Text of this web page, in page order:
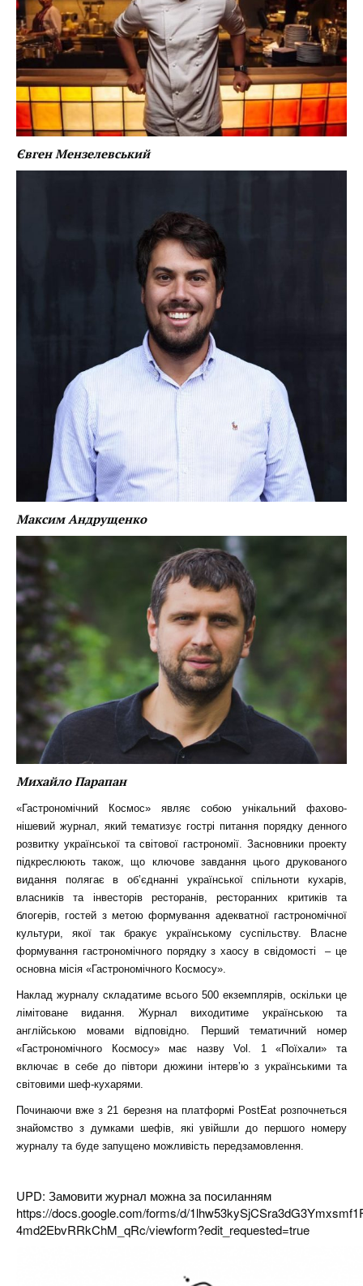
Євген Мензелевський
Максим Андрущенко
Михайло Парапан
«Гастрономічний Космос» являє собою унікальний фахово-
нішевий журнал, який тематизує гострі питання порядку денного
розвитку української та світової гастрономії. Засновники проекту
підкреслюють також, що ключове завдання цього друкованого
видання полягає в об’єднанні української спільноти кухарів,
власників та інвесторів ресторанів, ресторанних критиків та
блогерів, гостей з метою формування адекватної гастрономічної
культури, якої так бракує українському суспільству. Власне
формування гастрономічного порядку з хаосу в свідомості – це
основна місія «Гастрономічного Космосу».
Наклад журналу складатиме всього 500 екземплярів, оскільки це
лімітоване видання. Журнал виходитиме українською та
англійською мовами відповідно. Перший тематичний номер
«Гастрономічного Космосу» має назву Vol. 1 «Поїхали» та
включає в себе до півтори дюжини інтерв’ю з українськими та
світовими шеф-кухарями.
Починаючи вже з 21 березня на платформі PostEat розпочнеться
знайомство з думками шефів, які увійшли до першого номеру
журналу та буде запущено можливість передзамовлення.
UPD: Замовити журнал можна за посиланням
https://docs.google.com/forms/d/
4md2EbvRRkChM_qRc/viewform?edit_requested=true